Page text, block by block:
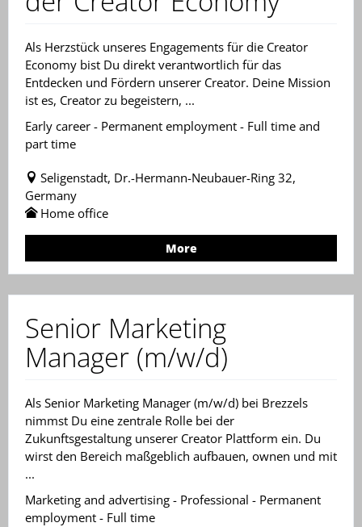
Als Herzstück unseres Engagements für die Creator
Economy bist Du direkt verantwortlich für das
Entdecken und Fördern unserer Creator. Deine Mission
ist es, Creator zu begeistern, ...
Early career - Permanent employment - Full time and
part time
Seligenstadt, Dr.-Hermann-Neubauer-Ring 32,
Germany
Home office
More
Senior Marketing
Manager (m/w/d)
Als Senior Marketing Manager (m/w/d) bei Brezzels
nimmst Du eine zentrale Rolle bei der
Zukunftsgestaltung unserer Creator Plattform ein. Du
wirst den Bereich maßgeblich aufbauen, ownen und mit
...
Marketing and advertising - Professional - Permanent
employment - Full time